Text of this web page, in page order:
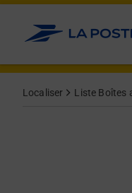
Allez au contenu
Localiser Liste Boîtes